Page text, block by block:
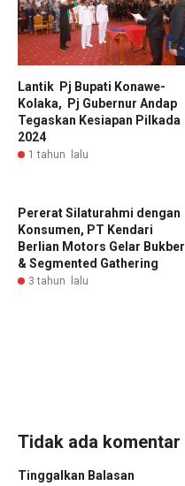
Lantik Pj Bupati Konawe-
Kolaka, Pj Gubernur Andap
Tegaskan Kesiapan Pilkada
2024
1 tahun lalu
Pererat Silaturahmi dengan
Konsumen, PT Kendari
Berlian Motors Gelar Bukber
& Segmented Gathering
3 tahun lalu
Tidak ada komentar
Tinggalkan Balasan